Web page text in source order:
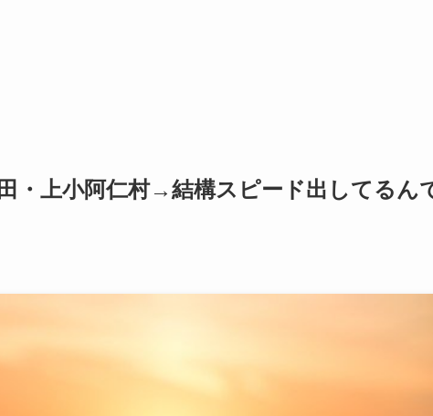
・上小阿仁村→結構スピード出してるん